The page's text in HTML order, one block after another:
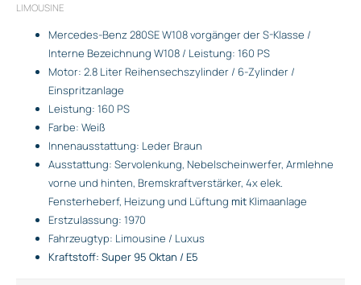
LIMOUSINE
Mercedes-Benz 280SE W108 vorgänger der S-Klasse /
Interne Bezeichnung W108 / Leistung: 160 PS
Motor: 2.8 Liter Reihensechszylinder / 6-Zylinder /
Einspritzanlage
Leistung: 160 PS
Farbe: Weiß
Innenausstattung: Leder Braun
Ausstattung: Servolenkung, Nebelscheinwerfer, Armlehne
vorne und hinten, Bremskraftverstärker, 4x elek.
Fensterheberf, Heizung und Lüftung mit Klimaanlage
Erstzulassung: 1970
Fahrzeugtyp: Limousine / Luxus
Kraftstoff: Super 95 Oktan / E5